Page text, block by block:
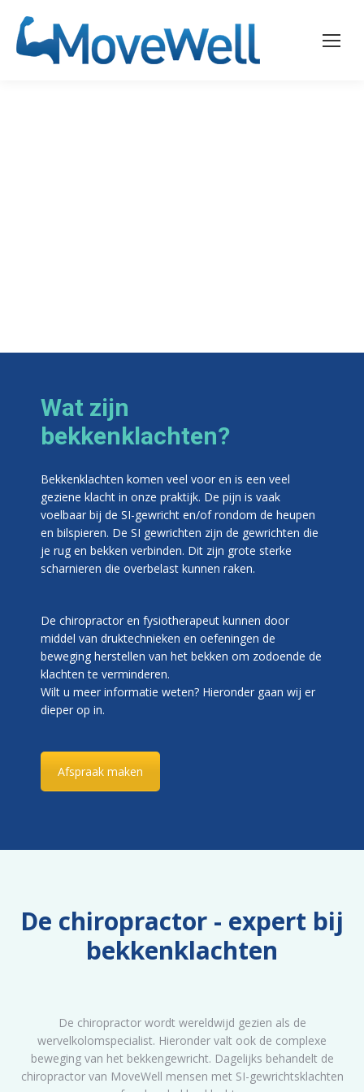
Wat zijn
bekkenklachten?
Bekkenklachten komen veel voor en is een veel
geziene klacht in onze praktijk. De pijn is vaak
voelbaar bij de SI-gewricht en/of rondom de heupen
en bilspieren. De SI gewrichten zijn de gewrichten die
je rug en bekken verbinden. Dit zijn grote sterke
scharnieren die overbelast kunnen raken.
De chiropractor en fysiotherapeut kunnen door
middel van druktechnieken en oefeningen de
beweging herstellen van het bekken om zodoende de
klachten te verminderen.
Wilt u meer informatie weten? Hieronder gaan wij er
dieper op in.
Afspraak maken
De chiropractor - expert bij
bekkenklachten
De chiropractor wordt wereldwijd gezien als de
wervelkolomspecialist. Hieronder valt ook de complexe
beweging van het bekkengewricht. Dagelijks behandelt de
chiropractor van MoveWell mensen met SI-gewrichtsklachten